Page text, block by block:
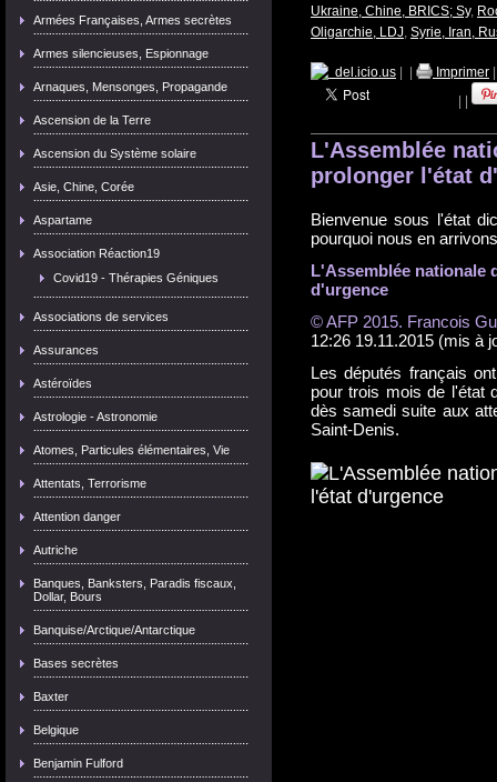
Armées Françaises, Armes secrètes
Armes silencieuses, Espionnage
Arnaques, Mensonges, Propagande
Ascension de la Terre
Ascension du Système solaire
Asie, Chine, Corée
Aspartame
Association Réaction19
Covid19 - Thérapies Géniques
Associations de services
Assurances
Astéroïdes
Astrologie - Astronomie
Atomes, Particules élémentaires, Vie
Attentats, Terrorisme
Attention danger
Autriche
Banques, Banksters, Paradis fiscaux,
Dollar, Bours
Banquise/Arctique/Antarctique
Bases secrètes
Baxter
Belgique
Benjamin Fulford
Ukraine, Chine, BRICS; Sy,
Oligarchie, LDJ, Syrie, Iran,
del.icio.us Imprimer
L'Assemblée
prolonger l'état
Bienvenue sous l'état
pourquoi nous en
L'Assemblée nationale
d'urgence
© AFP 2015. Francois
12:26 19.11.2015 (mis à
Les députés français
pour trois mois de l'état
dès samedi suite aux
Saint-Denis.